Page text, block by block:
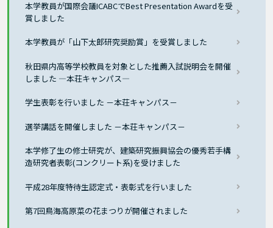
本学教員が国際会議ICABCでBest Presentation Awardを受
賞しました
本学教員が「山下太郎研究奨励賞」を受賞しました
秋田県内高等学校教員を対象とした推薦入試説明会を開催
しました ―本荘キャンパス―
学生表彰を行いました －本荘キャンパス－
選挙講話を開催しました －本荘キャンパス－
本学修了生の修士研究が、建築研究振興協会の優秀若手構
造研究者表彰(コンクリート系)を受けました
平成28年度特待生認定式・表彰式を行いました
第7回鳥海高原菜の花まつりが開催されました